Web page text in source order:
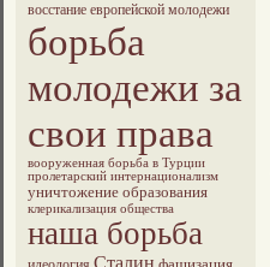
восстание европейской молодежи
борьба
молодежи за
свои права
вооруженная борьба в Турции
пролетарский интернационализм
уничтожение образования
клерикализация общества
наша борьба
Сталин